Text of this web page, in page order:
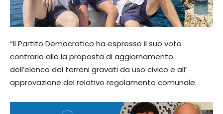
“Il Partito Democratico ha espresso il suo voto
contrario alla la proposta di aggiornamento
dell’elenco dei terreni gravati da uso civico e all’
approvazione del relativo regolamento comunale.